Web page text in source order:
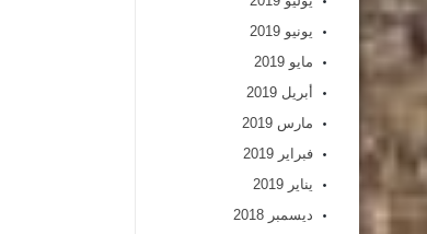
يونيو 2019
مايو 2019
أبريل 2019
مارس 2019
فبراير 2019
يناير 2019
ديسمبر 2018